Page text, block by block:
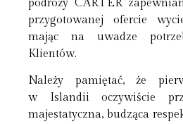
podróży CARTER
przygotowanej ofercie
mając na uwadze
Klientów.
Należy pamiętać, że
w Islandii oczywiście
majestatyczna, budząca